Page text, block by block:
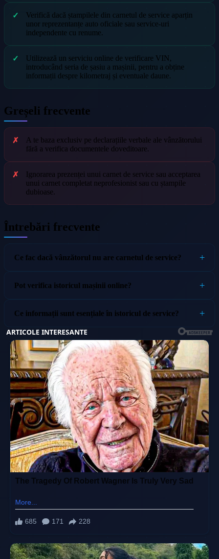
Verifică dacă ștampilele din carnetul de service aparțin
unor reprezentanțe auto oficiale sau service-uri
independente cu renume.
Utilizează un serviciu online de verificare VIN,
introducând seria de șasiu a mașinii, pentru a obține
informații despre kilometraj și eventuale daune.
Greșeli frecvente
A te baza exclusiv pe declarațiile verbale ale vânzătorului
fără a verifica documentele doveditoare.
Ignorarea prezenței unui carnet de service sau acceptarea
unui carnet completat neprofesionist sau cu ștampile
dubioase.
Întrebări frecvente
Ce fac dacă vânzătorul nu are carnetul de service?
Pot verifica istoricul mașinii online?
Ce informații sunt esențiale în istoricul de service?